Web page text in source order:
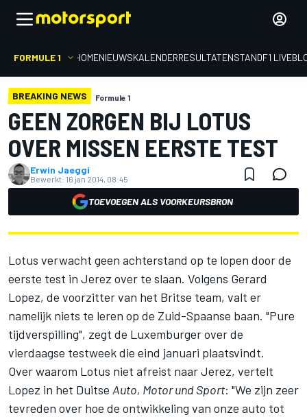
FORMULE 1 HOMENIEUWSKALENDERRESULTATENSTANDF1
BREAKING NEWS Formule 1
GEEN ZORGEN BIJ LOTUS
OVER MISSEN EERSTE TEST
Erwin Jaeggi
Bewerkt: 16 jan 2014, 08:45
TOEVOEGEN ALS VOORKEURSBRON
Lotus verwacht geen achterstand op te lopen door de
eerste test in Jerez over te slaan. Volgens Gerard
Lopez, de voorzitter van het Britse team, valt er
namelijk niets te leren op de Zuid-Spaanse baan. "Pure
tijdverspilling", zegt de Luxemburger over de
vierdaagse testweek die eind januari plaatsvindt.
Over waarom Lotus niet afreist naar Jerez, vertelt
Lopez in het Duitse Auto, Motor und Sport: "We zijn zeer
tevreden over hoe de ontwikkeling van onze auto tot